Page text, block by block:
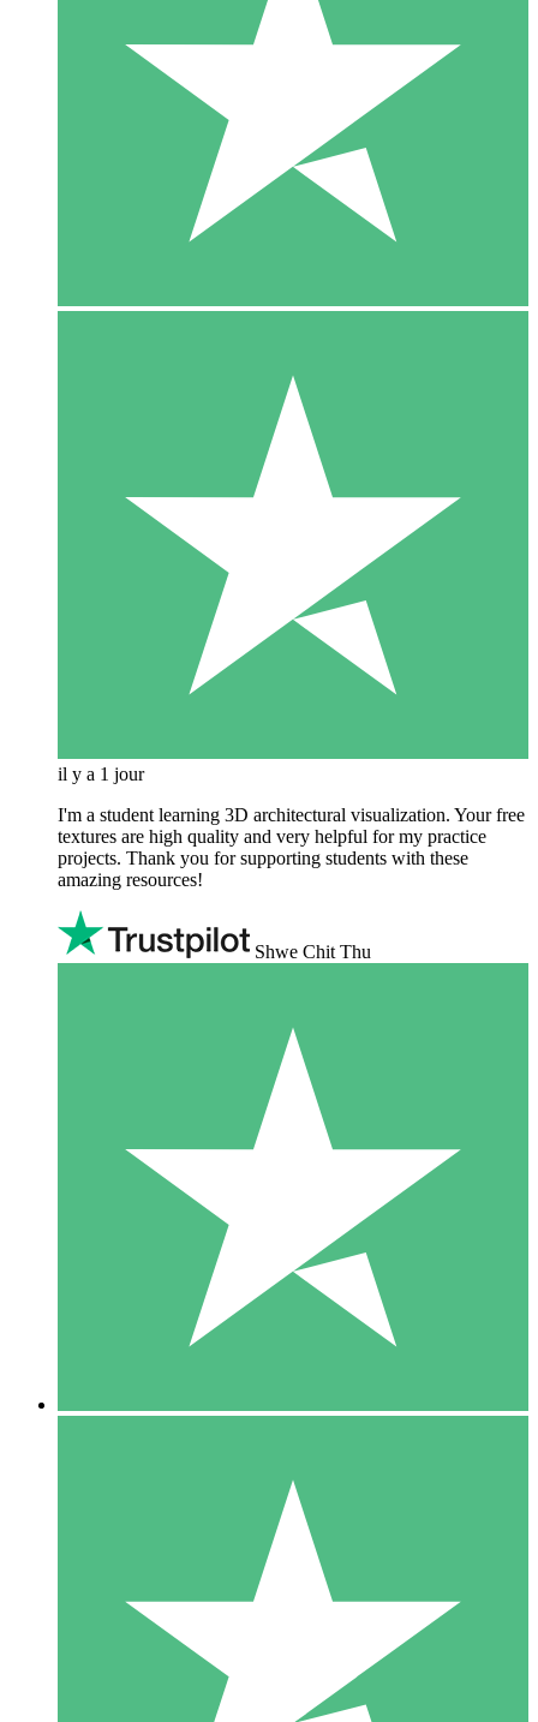
il y a 1 jour
I'm a student learning 3D architectural visualization. Your free
textures are high quality and very helpful for my practice
projects. Thank you for supporting students with these
amazing resources!
Shwe Chit Thu